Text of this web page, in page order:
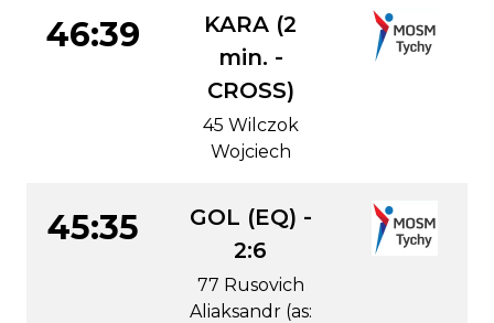
46:39
KARA (2
min. -
CROSS)
45 Wilczok
Wojciech
45:35
GOL (EQ) -
2:6
77 Rusovich
Aliaksandr (as: